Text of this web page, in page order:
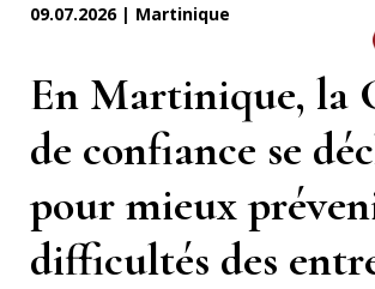
09.07.2026 | Martinique
En Martinique, la
de confiance se
pour mieux
difficultés des